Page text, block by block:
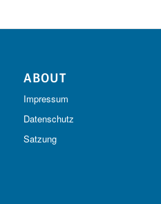
ABOUT
Impressum
Datenschutz
Satzung